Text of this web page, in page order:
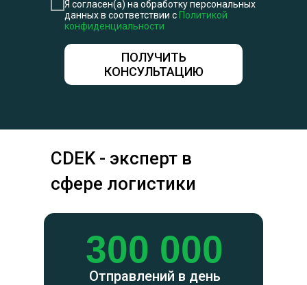
Я согласен(а) на обработку персональных
данных в соответствии сПолитикой
конфиденциальности
ПОЛУЧИТЬ
КОНСУЛЬТАЦИЮ
CDEK - эксперт в
сфере логистики
300 000
Отправлений в день